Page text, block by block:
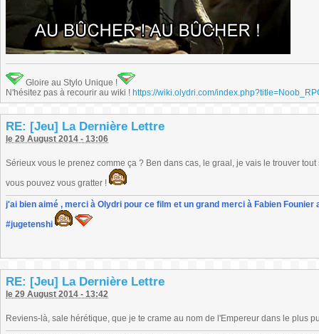
Gloire au Stylo Unique !
N'hésitez pas à recourir au wiki ! https://wiki.olydri.com/
RE: [Jeu] La Dernière Lettre
le 29 August 2014 - 13:06
Sérieux vous le prenez comme ça ? Ben dans cas, le graal, je vais le trouver
vous pouvez vous gratter !
j'ai bien aimé , merci à Olydri pour ce film et un grand merci à Fabien
#jugetenshi
RE: [Jeu] La Dernière Lettre
le 29 August 2014 - 13:42
Reviens-là, sale hérétique, que je te crame au nom de l'Empereur dans le plus